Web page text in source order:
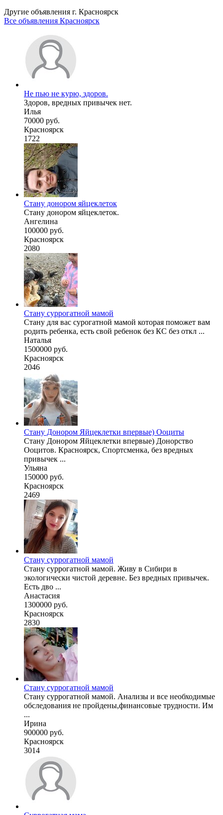
Другие объявления г. Красноярск
Все объявления Красноярск
Не пью не курю, здоров.
Здоров, вредных привычек нет.
Илья
70000 руб.
Красноярск
1722
Стану донором яйцеклеток
Стану донором яйцеклеток.
Ангелина
100000 руб.
Красноярск
2080
Стану суррогатной мамой
Стану для вас сурогатной мамой которая поможет вам
родить ребенка, есть свой ребенок без КС без откл ...
Наталья
1500000 руб.
Красноярск
2046
Стану Донором Яйцеклетки впервые) Ооциты
Стану Донором Яйцеклетки впервые) Донорство
Ооцитов. Красноярск, Спортсменка, без вредных
привычек ...
Ульяна
150000 руб.
Красноярск
2469
Стану суррогатной мамой
Стану суррогатной мамой. Живу в Сибири в
экологически чистой деревне. Без вредных привычек.
Есть дво ...
Анастасия
1300000 руб.
Красноярск
2830
Стану суррогатной мамой
Стану суррогатной мамой. Анализы и все необходимые
обследования не пройдены,финансовые трудности. Им
...
Ирина
900000 руб.
Красноярск
3014